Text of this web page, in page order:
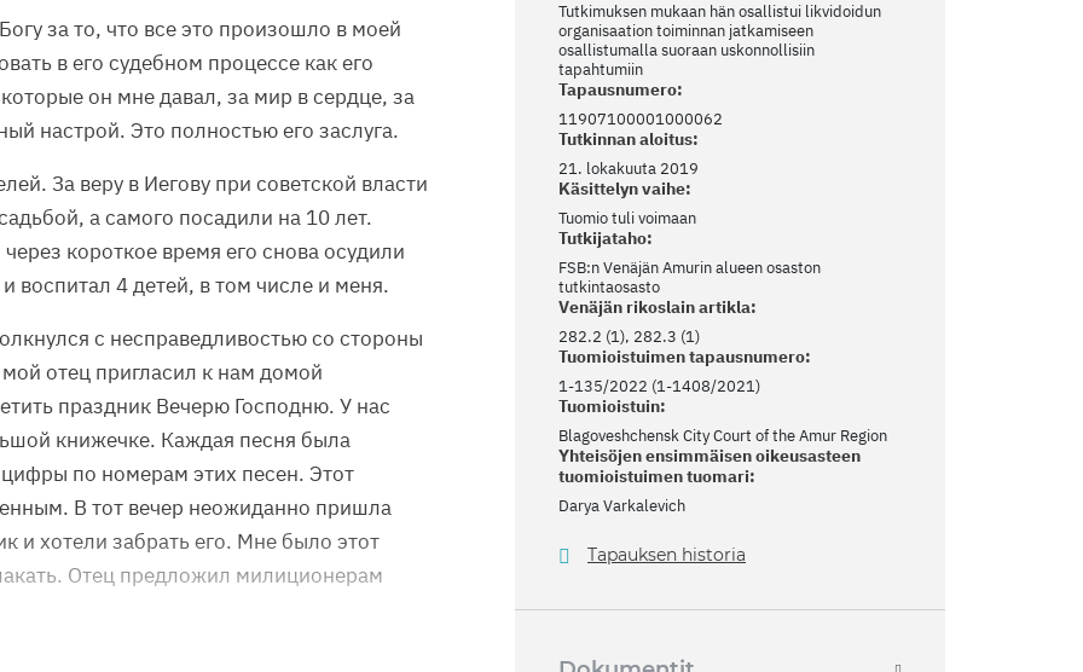
за то, что все это произошло в моей
в его судебном процессе как его
он мне давал, за мир в сердце, за
настрой. Это полностью его заслуга.
За веру в Иегову при советской власти
а самого посадили на 10 лет.
короткое время его снова осудили
воспитал 4 детей, в том числе и меня.
с несправедливостью со стороны
отец пригласил к нам домой
праздник Вечерю Господню. У нас
книжечке. Каждая песня была
по номерам этих песен. Этот
В тот вечер неожиданно пришла
и хотели забрать его. Мне было этот
Отец предложил милиционерам
Tutkimuksen mukaan hän osallistui likvidoidun
organisaation toiminnan jatkamiseen
osallistumalla suoraan uskonnollisiin
tapahtumiin
Tapausnumero:
11907100001000062
Tutkinnan aloitus:
21. lokakuuta 2019
Käsittelyn vaihe:
Tuomio tuli voimaan
Tutkijataho:
FSB:n Venäjän Amurin alueen osaston
tutkintaosasto
Venäjän rikoslain artikla:
282.2 (1), 282.3 (1)
Tuomioistuimen tapausnumero:
1-135/2022 (1-1408/2021)
Tuomioistuin:
Blagoveshchensk City Court of the Amur Region
Yhteisöjen ensimmäisen oikeusasteen
tuomioistuimen tuomari:
Darya Varkalevich
Tapauksen historia